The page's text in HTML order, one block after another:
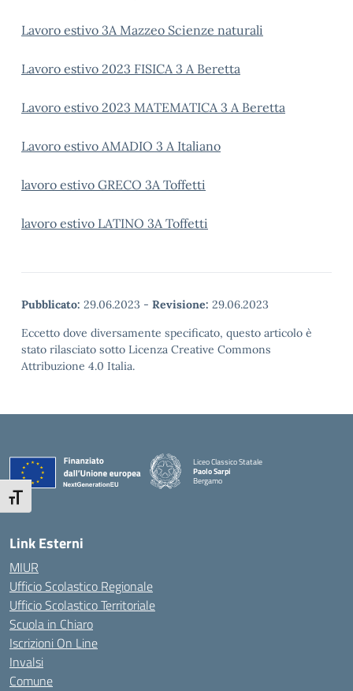
Attiva/disattiva dimensione testo
Lavoro estivo 3A Mazzeo Scienze naturali
Lavoro estivo 2023 FISICA 3 A Beretta
Lavoro estivo 2023 MATEMATICA 3 A Beretta
Lavoro estivo AMADIO 3 A Italiano
lavoro estivo GRECO 3A Toffetti
lavoro estivo LATINO 3A Toffetti
Pubblicato: 29.06.2023 - Revisione: 29.06.2023
Eccetto dove diversamente specificato, questo articolo è
stato rilasciato sotto Licenza Creative Commons
Attribuzione 4.0 Italia.
Liceo Classico Statale
Paolo Sarpi
Bergamo
— Visita la pagina iniziale della scuola
Link Esterni
MIUR
Ufficio Scolastico Regionale
Ufficio Scolastico Territoriale
Scuola in Chiaro
Iscrizioni On Line
Invalsi
Comune